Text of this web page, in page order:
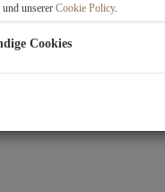
und unserer Cookie Policy.
Cookies